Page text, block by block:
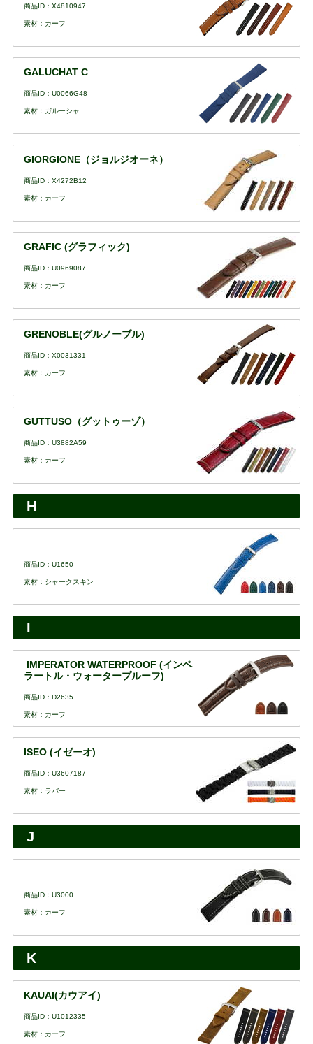
商品ID：X4810947
素材：カーフ
GALUCHAT C
商品ID：U0066G48
素材：ガルーシャ
GIORGIONE（ジョルジオーネ）
商品ID：X4272B12
素材：カーフ
GRAFIC (グラフィック)
商品ID：U0969087
素材：カーフ
GRENOBLE(グルノーブル)
商品ID：X0031331
素材：カーフ
GUTTUSO（グットゥーゾ）
商品ID：U3882A59
素材：カーフ
H
商品ID：U1650
素材：シャークスキン
I
IMPERATOR WATERPROOF (インペ
ラートル・ウォータープルーフ)
商品ID：D2635
素材：カーフ
ISEO (イゼーオ)
商品ID：U3607187
素材：ラバー
J
商品ID：U3000
素材：カーフ
K
KAUAI(カウアイ)
商品ID：U1012335
素材：カーフ